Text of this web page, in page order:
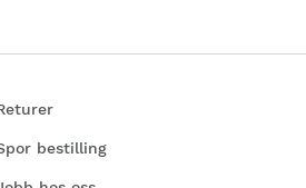
bestilling